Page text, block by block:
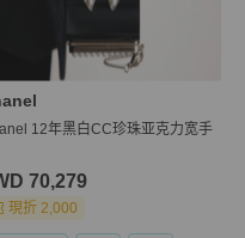
依法將會開立「訂單金額」全
買家提供之電郵信箱。
報相符之金額，且均由 Pop
12年黑白CC珍珠亚克力宽手
70,279
現折 2,000